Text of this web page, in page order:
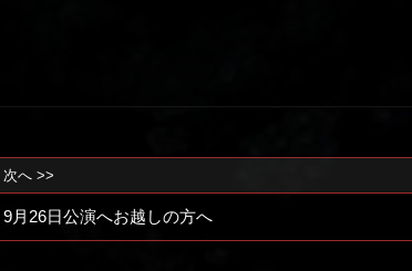
次へ >>
9月26日公演へお越しの方へ